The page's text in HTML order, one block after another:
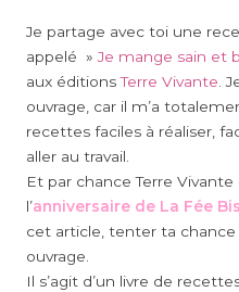
Je partage avec toi une
appelé »Je mange sain et
aux éditionsTerre Vivante .
ouvrage, car il m’a
recettes faciles à réaliser,
aller au travail.
Et par chance Terre
l’anniversaire de La Fée
cet article, tenter ta
ouvrage.
Il s’agit d’un livre de